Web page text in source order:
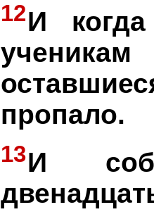
12И
пропало.
13И